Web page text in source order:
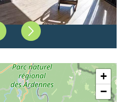
PrécédentSuivant
+
−